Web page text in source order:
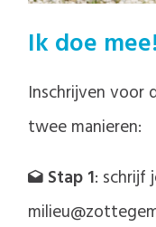
Ik doe mee!
Inschrijven voor
twee manieren:
Stap 1: schrijf